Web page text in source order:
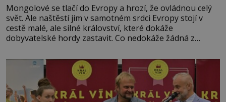
Mongolové se tlačí do Evropy a hrozí, že ovládnou celý
svět. Ale naštěstí jim v samotném srdci Evropy stojí v
cestě malé, ale silné království, které dokáže
dobyvatelské hordy zastavit. Co nedokáže žádná z
král. Nebo že by ne? Mongolové od roku 1223 postupují
podél Kaspického a Azovského moře,